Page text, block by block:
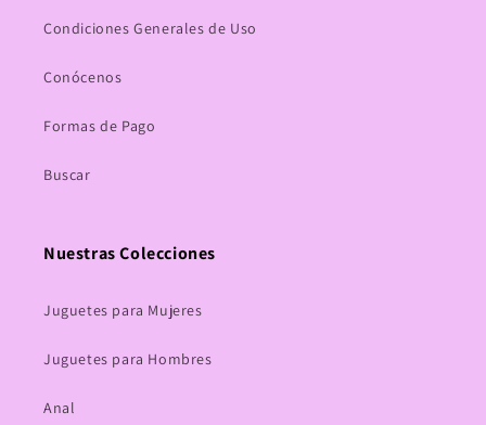
Condiciones Generales de Uso
Conócenos
Formas de Pago
Buscar
Nuestras Colecciones
Juguetes para Mujeres
Juguetes para Hombres
Anal